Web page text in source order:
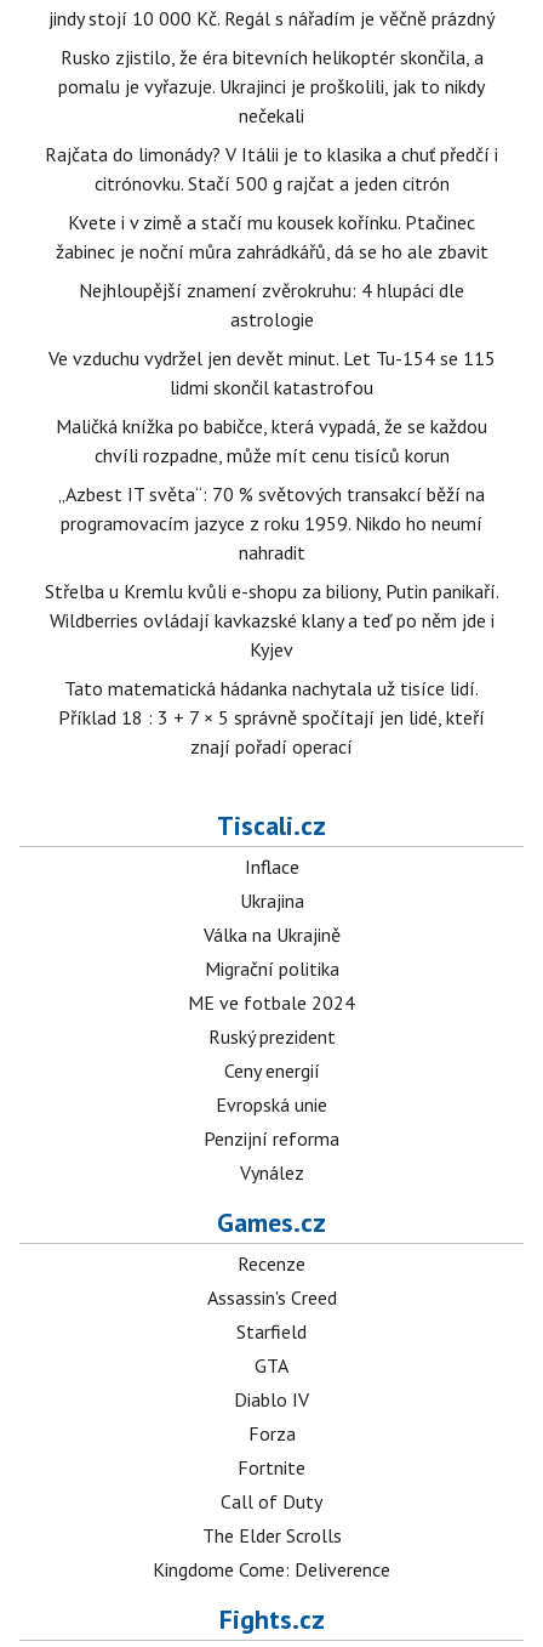
jindy stojí 10 000 Kč. Regál s nářadím je věčně prázdný
Rusko zjistilo, že éra bitevních helikoptér skončila, a
pomalu je vyřazuje. Ukrajinci je proškolili, jak to nikdy
nečekali
Rajčata do limonády? V Itálii je to klasika a chuť předčí i
citrónovku. Stačí 500 g rajčat a jeden citrón
Kvete i v zimě a stačí mu kousek kořínku. Ptačinec
žabinec je noční můra zahrádkářů, dá se ho ale zbavit
Nejhloupější znamení zvěrokruhu: 4 hlupáci dle
astrologie
Ve vzduchu vydržel jen devět minut. Let Tu-154 se 115
lidmi skončil katastrofou
Maličká knížka po babičce, která vypadá, že se každou
chvíli rozpadne, může mít cenu tisíců korun
„Azbest IT světa“: 70 % světových transakcí běží na
programovacím jazyce z roku 1959. Nikdo ho neumí
nahradit
Střelba u Kremlu kvůli e-shopu za biliony, Putin panikaří.
Wildberries ovládají kavkazské klany a teď po něm jde i
Kyjev
Tato matematická hádanka nachytala už tisíce lidí.
Příklad 18 : 3 + 7 × 5 správně spočítají jen lidé, kteří
znají pořadí operací
Tiscali.cz
Inflace
Ukrajina
Válka na Ukrajině
Migrační politika
ME ve fotbale 2024
Ruský prezident
Ceny energií
Evropská unie
Penzijní reforma
Vynález
Games.cz
Recenze
Assassin's Creed
Starfield
GTA
Diablo IV
Forza
Fortnite
Call of Duty
The Elder Scrolls
Kingdome Come: Deliverence
Fights.cz